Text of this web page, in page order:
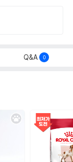
Q&A 0